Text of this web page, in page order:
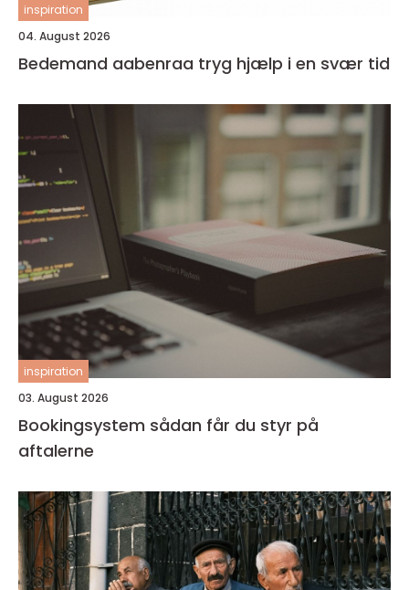
inspiration
04. August 2026
Bedemand aabenraa tryg hjælp i en svær tid
inspiration
03. August 2026
Bookingsystem sådan får du styr på
aftalerne